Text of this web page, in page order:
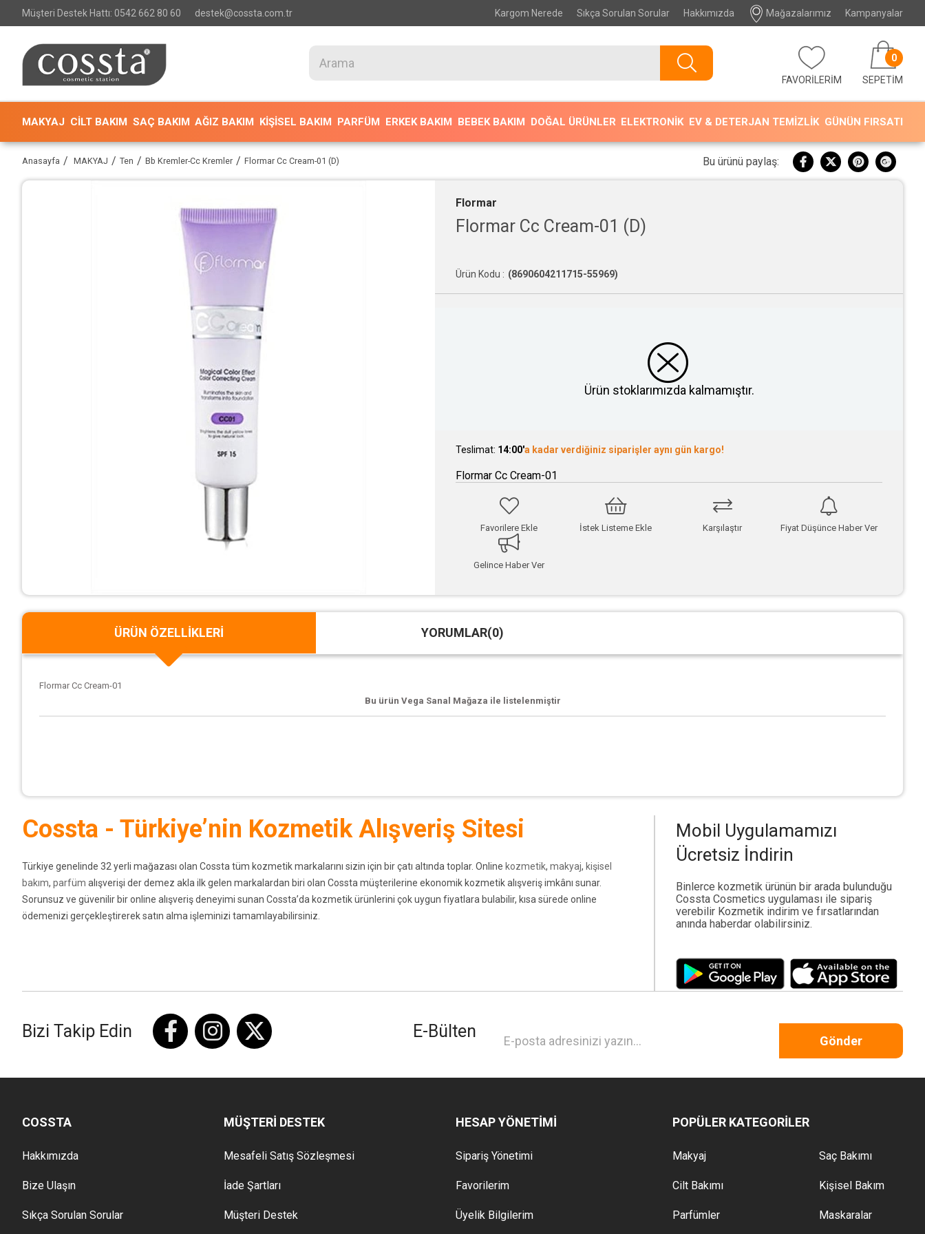
Müşteri Destek Hattı: 0542 662 80 60 destek@cossta.com.tr Kargom Nerede Sıkça Sorulan Sorular Hakkımızda Mağazalarımız Kampanyalar
SEPETIM
0
FAVORİLERİM
MAKYAJ CİLT BAKIM SAÇ BAKIM AĞIZ BAKIM KİŞİSEL BAKIM PARFÜM ERKEK BAKIM BEBEK BAKIM DOĞAL ÜRÜNLER ELEKTRONİK EV & DETERJAN TEMİZLİK GÜNÜN FIRSATI
Anasayfa MAKYAJ Ten Bb Kremler-Cc Kremler Flormar Cc Cream-01 (D) Bu ürünü paylaş:
Flormar
Flormar Cc Cream-01 (D)
(8690604211715-55969)
Ürün stoklarımızda kalmamıştır.
Teslimat: 14:00'a kadar verdiğiniz siparişler aynı gün kargo!
Flormar Cc Cream-01
Favorilere Ekle İstek Listeme Ekle Karşılaştır Fiyat Düşünce Haber Ver
Gelince Haber Ver
ÜRÜN ÖZELLIKLERI YORUMLAR(0)
Flormar Cc Cream-01
Bu ürün Vega Sanal Mağaza ile listelenmiştir
Cossta - Türkiye’nin Kozmetik Alışveriş Sitesi
Türkiye genelinde 32 yerli mağazası olan Cossta tüm kozmetik markalarını sizin için bir çatı altında toplar. Online kozmetik, makyaj, kişisel
bakım, parfüm alışverişi der demez akla ilk gelen markalardan biri olan Cossta müşterilerine ekonomik kozmetik alışveriş imkânı sunar.
Sorunsuz ve güvenilir bir online alışveriş deneyimi sunan Cossta’da kozmetik ürünlerini çok uygun fiyatlara bulabilir, kısa sürede online
ödemenizi gerçekleştirerek satın alma işleminizi tamamlayabilirsiniz.
Mobil Uygulamamızı
Ücretsiz İndirin
Binlerce kozmetik ürünün bir arada bulunduğu
Cossta Cosmetics uygulaması ile sipariş
verebilir Kozmetik indirim ve fırsatlarından
anında haberdar olabilirsiniz.
Bizi Takip Edin E-Bülten Gönder
COSSTA
Hakkımızda
Bize Ulaşın
Sıkça Sorulan Sorular
MÜŞTERİ DESTEK
Mesafeli Satış Sözleşmesi
İade Şartları
Müşteri Destek
HESAP YÖNETİMİ
Sipariş Yönetimi
Favorilerim
Üyelik Bilgilerim
POPÜLER KATEGORİLER
Makyaj
Cilt Bakımı
Parfümler
Saç Bakımı
Kişisel Bakım
Maskaralar